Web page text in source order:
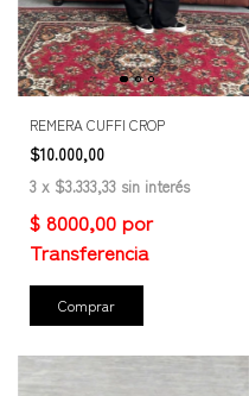
REMERA CUFFI CROP
$10.000,00
3 x $3.333,33 sin interés
Comprar